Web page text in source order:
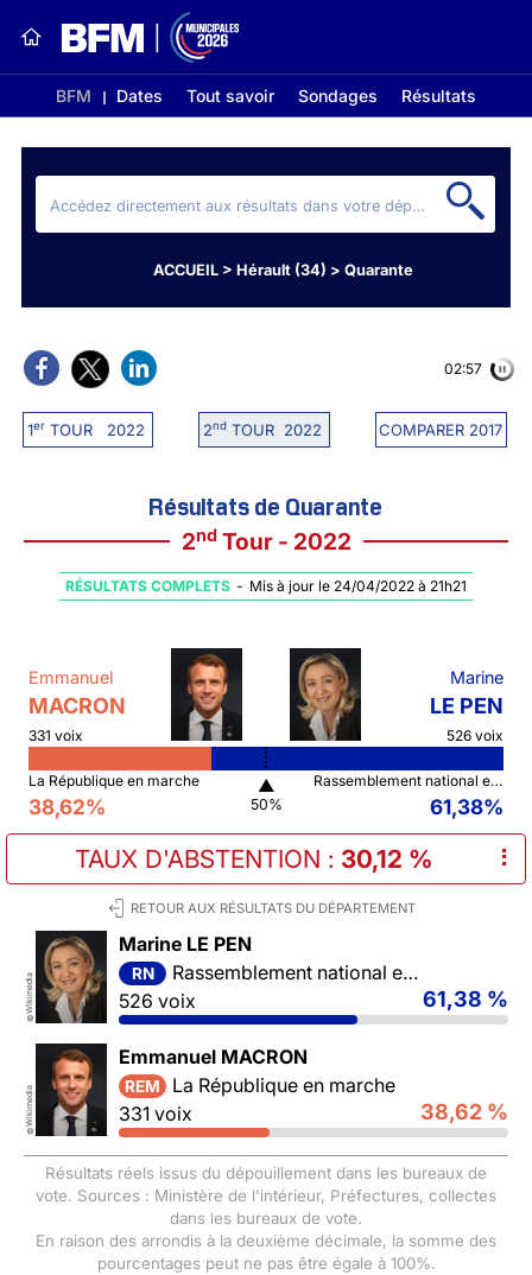
BFM Dates Tout savoir Sondages Résultats
ACCUEIL> Hérault (34) > Quarante
1erTOUR 2022 2ndTOUR 2022 COMPARER 2017
02:56
Résultats de Quarante
2ndTour - 2022
RÉSULTATS COMPLETS - Mis à jour le 24/04/2022 à 21h21
Emmanuel
MACRON
331 voix
Marine
LE PEN
526 voix
La République en marche
38,62%
▲
50%
Rassemblement national et ses alliés
61,38%
TAUX D'ABSTENTION : 30,12 % ⠇
RETOUR AUX RÉSULTATS DU DÉPARTEMENT
©
Wikimedia
Marine LE PEN
RN
Rassemblement national et ses alliés
526 voix
61,38 %
©
Wikimedia
Emmanuel MACRON
REM
La République en marche
331 voix
38,62 %
Résultats réels issus du dépouillement dans les bureaux de
vote. Sources : Ministère de l'intérieur, Préfectures, collectes
dans les bureaux de vote.
En raison des arrondis à la deuxième décimale, la somme des
pourcentages peut ne pas être égale à 100%.